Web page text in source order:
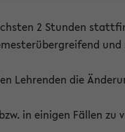
2 Stunden
Lehrenden die
in einigen Fällen zu